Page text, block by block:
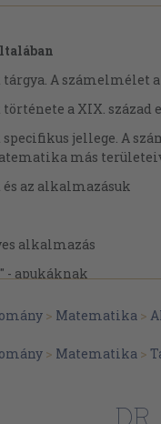
A számelmélet
a XIX. század
jellege. A
más
az alkalmazásuk
alkalmazás
- apukáknak
kapcsolatos
bélyegek, borászat,
> Matematika >
> Matematika >